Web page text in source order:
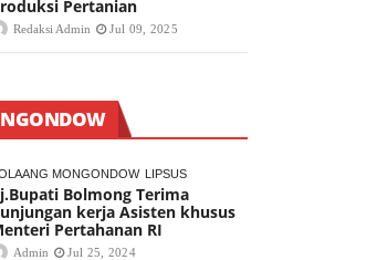
Pertanian
Redaksi Admin Jul 09, 2025
MONGONDOW LIPSUS
Bolmong Terima
kerja Asisten khusus
Pertahanan RI
Admin Jul 25, 2024